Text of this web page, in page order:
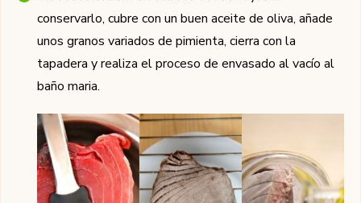
conservarlo, cubre con un buen aceite de oliva, añade
unos granos variados de pimienta, cierra con la
tapadera y realiza el proceso de envasado al vacío al
baño maria.